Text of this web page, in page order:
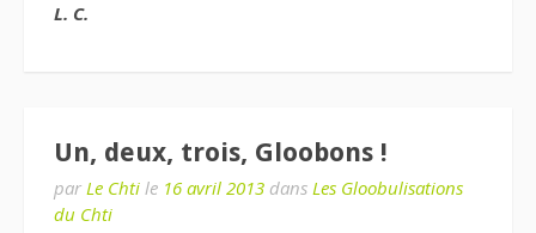
L. C.
Un, deux, trois, Gloobons !
par Le Chti le 16 avril 2013 dans Les Gloobulisations
du Chti